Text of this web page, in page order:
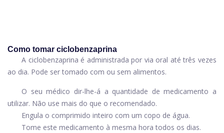
Como tomar ciclobenzaprina
A ciclobenzaprina é administrada por via oral até três vezes
ao dia. Pode ser tomado com ou sem alimentos.
O seu médico dir-lhe-á a quantidade de medicamento a
utilizar. Não use mais do que o recomendado.
Engula o comprimido inteiro com um copo de água.
Tome este medicamento à mesma hora todos os dias.